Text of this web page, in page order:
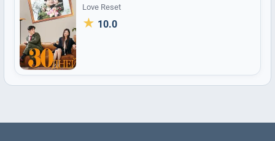
Love Reset
★ 10.0